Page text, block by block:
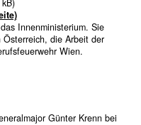
Innenministerium. Sie
die Arbeit der
Wien.
Günter Krenn bei